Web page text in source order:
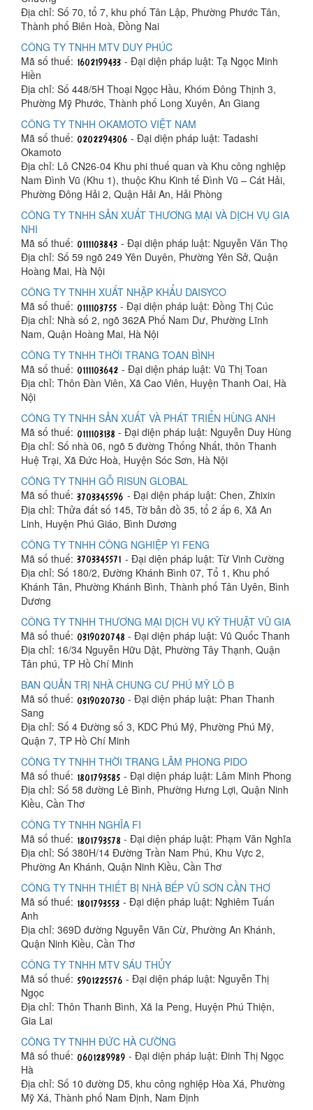
Địa chỉ: Số 70, tổ 7, khu phố Tân Lập, Phường Phước Tân,
Thành phố Biên Hoà, Đồng Nai
CÔNG TY TNHH MTV DUY PHÚC
Mã số thuế:
- Đại diện pháp luật: Tạ Ngọc Minh
Hiền
Địa chỉ: Số 448/5H Thoại Ngọc Hầu, Khóm Đông Thịnh 3,
Phường Mỹ Phước, Thành phố Long Xuyên, An Giang
CÔNG TY TNHH OKAMOTO VIỆT NAM
Mã số thuế:
- Đại diện pháp luật: Tadashi
Okamoto
Địa chỉ: Lô CN26-04 Khu phi thuế quan và Khu công nghiệp
Nam Đình Vũ (Khu 1), thuộc Khu Kinh tế Đình Vũ – Cát Hải,
Phường Đông Hải 2, Quận Hải An, Hải Phòng
CÔNG TY TNHH SẢN XUẤT THƯƠNG MẠI VÀ DỊCH VỤ GIA
NHI
Mã số thuế:
- Đại diện pháp luật: Nguyễn Văn Thọ
Địa chỉ: Số 59 ngõ 249 Yên Duyên, Phường Yên Sở, Quận
Hoàng Mai, Hà Nội
CÔNG TY TNHH XUẤT NHẬP KHẨU DAISYCO
Mã số thuế:
- Đại diện pháp luật: Đồng Thị Cúc
Địa chỉ: Nhà số 2, ngõ 362A Phố Nam Dư, Phường Lĩnh
Nam, Quận Hoàng Mai, Hà Nội
CÔNG TY TNHH THỜI TRANG TOAN BÌNH
Mã số thuế:
- Đại diện pháp luật: Vũ Thị Toan
Địa chỉ: Thôn Đàn Viên, Xã Cao Viên, Huyện Thanh Oai, Hà
Nội
CÔNG TY TNHH SẢN XUẤT VÀ PHÁT TRIỂN HÙNG ANH
Mã số thuế:
- Đại diện pháp luật: Nguyễn Duy Hùng
Địa chỉ: Số nhà 06, ngõ 5 đường Thống Nhất, thôn Thanh
Huệ Trại, Xã Đức Hoà, Huyện Sóc Sơn, Hà Nội
CÔNG TY TNHH GỖ RISUN GLOBAL
Mã số thuế:
- Đại diện pháp luật: Chen, Zhixin
Địa chỉ: Thửa đất số 145, Tờ bản đồ 35, tổ 2 ấp 6, Xã An
Linh, Huyện Phú Giáo, Bình Dương
CÔNG TY TNHH CÔNG NGHIỆP YI FENG
Mã số thuế:
- Đại diện pháp luật: Từ Vinh Cường
Địa chỉ: Số 180/2, Đường Khánh Bình 07, Tổ 1, Khu phố
Khánh Tân, Phường Khánh Bình, Thành phố Tân Uyên, Bình
Dương
CÔNG TY TNHH THƯƠNG MẠI DỊCH VỤ KỸ THUẬT VŨ GIA
Mã số thuế:
- Đại diện pháp luật: Vũ Quốc Thanh
Địa chỉ: 16/34 Nguyễn Hữu Dật, Phường Tây Thạnh, Quận
Tân phú, TP Hồ Chí Minh
BAN QUẢN TRỊ NHÀ CHUNG CƯ PHÚ MỸ LÔ B
Mã số thuế:
- Đại diện pháp luật: Phan Thanh
Sang
Địa chỉ: Số 4 Đường số 3, KDC Phú Mỹ, Phường Phú Mỹ,
Quận 7, TP Hồ Chí Minh
CÔNG TY TNHH THỜI TRANG LÂM PHONG PIDO
Mã số thuế:
- Đại diện pháp luật: Lâm Minh Phong
Địa chỉ: Số 58 đường Lê Bình, Phường Hưng Lợi, Quận Ninh
Kiều, Cần Thơ
CÔNG TY TNHH NGHĨA FI
Mã số thuế:
- Đại diện pháp luật: Phạm Văn Nghĩa
Địa chỉ: Số 380H/14 Đường Trần Nam Phú, Khu Vực 2,
Phường An Khánh, Quận Ninh Kiều, Cần Thơ
CÔNG TY TNHH THIẾT BỊ NHÀ BẾP VŨ SƠN CẦN THƠ
Mã số thuế:
- Đại diện pháp luật: Nghiêm Tuấn
Anh
Địa chỉ: 369D đường Nguyễn Văn Cừ, Phường An Khánh,
Quận Ninh Kiều, Cần Thơ
CÔNG TY TNHH MTV SÁU THỦY
Mã số thuế:
- Đại diện pháp luật: Nguyễn Thị
Ngọc
Địa chỉ: Thôn Thanh Bình, Xã Ia Peng, Huyện Phú Thiện,
Gia Lai
CÔNG TY TNHH ĐỨC HÀ CƯỜNG
Mã số thuế:
- Đại diện pháp luật: Đinh Thị Ngọc
Hà
Địa chỉ: Số 10 đường D5, khu công nghiệp Hòa Xá, Phường
Mỹ Xá, Thành phố Nam Định, Nam Định